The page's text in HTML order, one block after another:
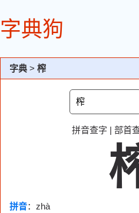
字典狗
字典 > 榨
拼音查字 | 部首
拼音：zhà